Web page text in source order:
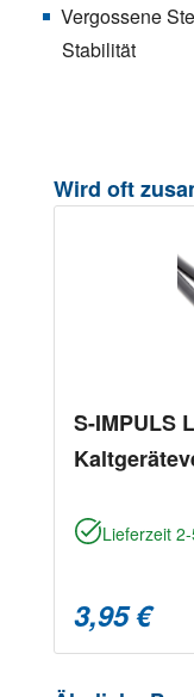
Vergossene
Stabilität
Wird oft
S-IMPULS
Lieferzeit
3,95 €